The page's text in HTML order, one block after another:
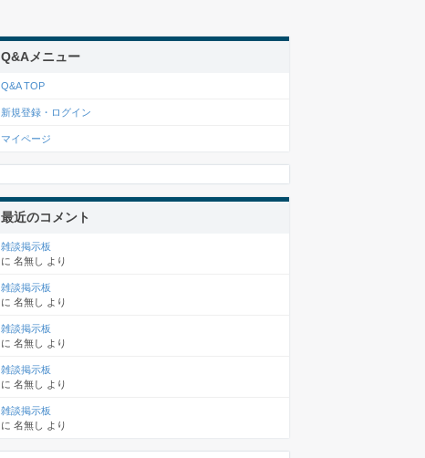
Q&Aメニュー
Q&A TOP
新規登録・ログイン
マイページ
最近のコメント
雑談掲示板
に 名無し より
雑談掲示板
に 名無し より
雑談掲示板
に 名無し より
雑談掲示板
に 名無し より
雑談掲示板
に 名無し より